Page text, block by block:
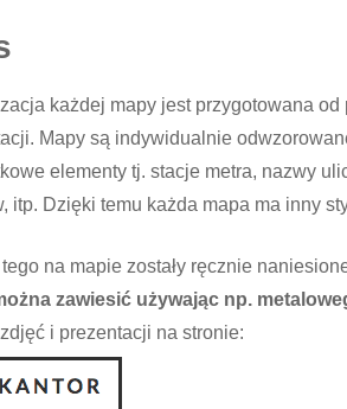
każdej mapy jest przygotowana
Mapy są indywidualnie
elementy tj. stacje metra, nazwy
itp. Dzięki temu każda mapa ma inny
na mapie zostały ręcznie
zawiesić używając np.
i prezentacji na stronie: